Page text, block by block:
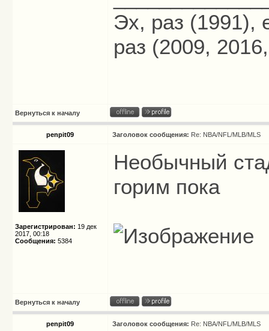
Эх, раз (1991),
раз (2009,
Вернуться к началу
penpit09 Заголовок сообщения: Re: NBA/NFL/MLB/MLS
Зарегистрирован: 19 дек
2017, 00:18
Сообщения: 5384
Необычный
горим пока
Вернуться к началу
penpit09 Заголовок сообщения: Re: NBA/NFL/MLB/MLS